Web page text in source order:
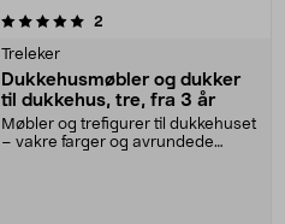
2
Treleker
Dukkehusmøbler og dukker
til dukkehus, tre, fra 3 år
Møbler og trefigurer til dukkehuset
– vakre farger og avrundede
4.5av 5 stjerner